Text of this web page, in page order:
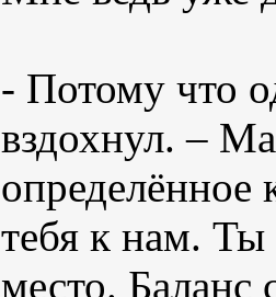
- Потому что
вздохнул. –
определённое
тебя к нам. Ты
место. Баланс